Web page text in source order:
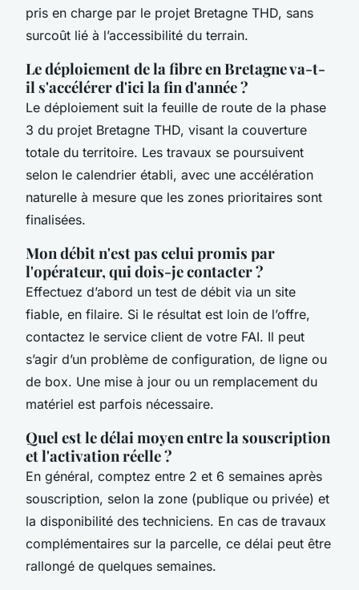
pris en charge par le projet Bretagne THD, sans
surcoût lié à l’accessibilité du terrain.
Le déploiement de la fibre en Bretagne va-t-
il s'accélérer d'ici la fin d'année ?
Le déploiement suit la feuille de route de la phase
3 du projet Bretagne THD, visant la couverture
totale du territoire. Les travaux se poursuivent
selon le calendrier établi, avec une accélération
naturelle à mesure que les zones prioritaires sont
finalisées.
Mon débit n'est pas celui promis par
l'opérateur, qui dois-je contacter ?
Effectuez d’abord un test de débit via un site
fiable, en filaire. Si le résultat est loin de l’offre,
contactez le service client de votre FAI. Il peut
s’agir d’un problème de configuration, de ligne ou
de box. Une mise à jour ou un remplacement du
matériel est parfois nécessaire.
Quel est le délai moyen entre la souscription
et l'activation réelle ?
En général, comptez entre 2 et 6 semaines après
souscription, selon la zone (publique ou privée) et
la disponibilité des techniciens. En cas de travaux
complémentaires sur la parcelle, ce délai peut être
rallongé de quelques semaines.